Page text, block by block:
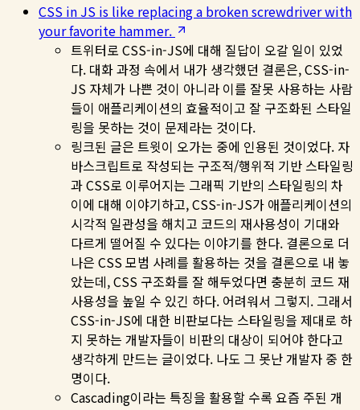
CSS in JS is like replacing a broken screwdriver with
your favorite hammer.
트위터로 CSS-in-JS에 대해 질답이 오갈 일이 있었
다. 대화 과정 속에서 내가 생각했던 결론은, CSS-in-
JS 자체가 나쁜 것이 아니라 이를 잘못 사용하는 사람
들이 애플리케이션의 효율적이고 잘 구조화된 스타일
링을 못하는 것이 문제라는 것이다.
링크된 글은 트윗이 오가는 중에 인용된 것이었다. 자
바스크립트로 작성되는 구조적/행위적 기반 스타일링
과 CSS로 이루어지는 그래픽 기반의 스타일링의 차
이에 대해 이야기하고, CSS-in-JS가 애플리케이션의
시각적 일관성을 해치고 코드의 재사용성이 기대와
다르게 떨어질 수 있다는 이야기를 한다. 결론으로 더
나은 CSS 모범 사례를 활용하는 것을 결론으로 내 놓
았는데, CSS 구조화를 잘 해두었다면 충분히 코드 재
사용성을 높일 수 있긴 하다. 어려워서 그렇지. 그래서
CSS-in-JS에 대한 비판보다는 스타일링을 제대로 하
지 못하는 개발자들이 비판의 대상이 되어야 한다고
생각하게 만드는 글이었다. 나도 그 못난 개발자 중 한
명이다.
Cascading이라는 특징을 활용할 수록 요즘 주된 개